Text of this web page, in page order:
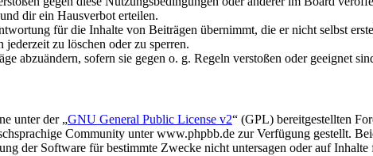
dir ein Hausverbot erteilen.
für die Inhalte von Beiträgen übernimmt, die er nicht selbst
zu löschen oder zu sperren.
abzuändern, sofern sie gegen o. g. Regeln verstoßen oder geeignet
unter der „GNU General Public License v2“ (GPL) bereitgestellten
Community unter www.phpbb.de zur Verfügung gestellt.
der Software für bestimmte Zwecke nicht untersagen oder auf